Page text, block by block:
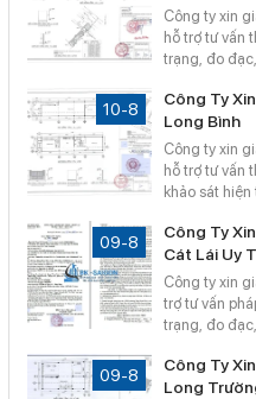
Công ty xin
hỗ trợ tư vấn
trạng, đo đạc,
đồng bộ,
phù hợp, hạn
10-8
Công Ty
Long Bình
Công ty xin
hỗ trợ tư vấn
khảo sát
cung cấp
cùng khách
hợp.
09-8
Công Ty
Cát Lái Uy
Công ty xin
trợ tư vấn
trạng, đo đạc,
chuyên
quá trình xin
09-8
Công Ty
Long